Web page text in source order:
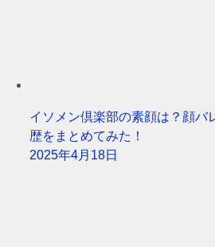
イソメン倶楽部の素顔は？顔バ
歴をまとめてみた！
2025年4月18日